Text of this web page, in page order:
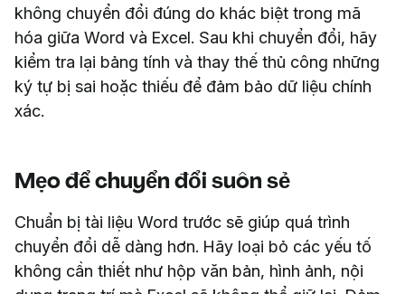
không chuyển đổi đúng do khác biệt trong mã
hóa giữa Word và Excel. Sau khi chuyển đổi, hãy
kiểm tra lại bảng tính và thay thế thủ công những
ký tự bị sai hoặc thiếu để đảm bảo dữ liệu chính
xác.
Mẹo để chuyển đổi suôn sẻ
Chuẩn bị tài liệu Word trước sẽ giúp quá trình
chuyển đổi dễ dàng hơn. Hãy loại bỏ các yếu tố
không cần thiết như hộp văn bản, hình ảnh, nội